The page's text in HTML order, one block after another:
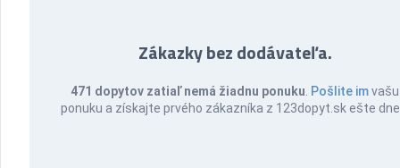
Zákazky bez dodávateľa.
471 dopytov zatiaľ nemá žiadnu ponuku Pošlite imvašu
ponuku a získajte prvého zákazníka z 123dopyt.sk ešte